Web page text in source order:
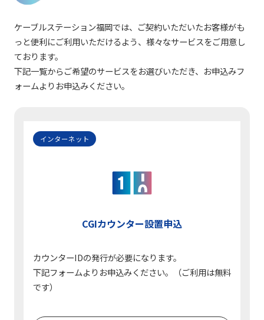
ケーブルステーション福岡では、ご契約いただいたお客様がも
っと便利にご利用いただけるよう、様々なサービスをご用意し
ております。
下記一覧からご希望のサービスをお選びいただき、お申込みフ
ォームよりお申込みください。
インターネット
CGIカウンター設置申込
カウンターIDの発行が必要になります。
下記フォームよりお申込みください。（ご利用は無料
です）